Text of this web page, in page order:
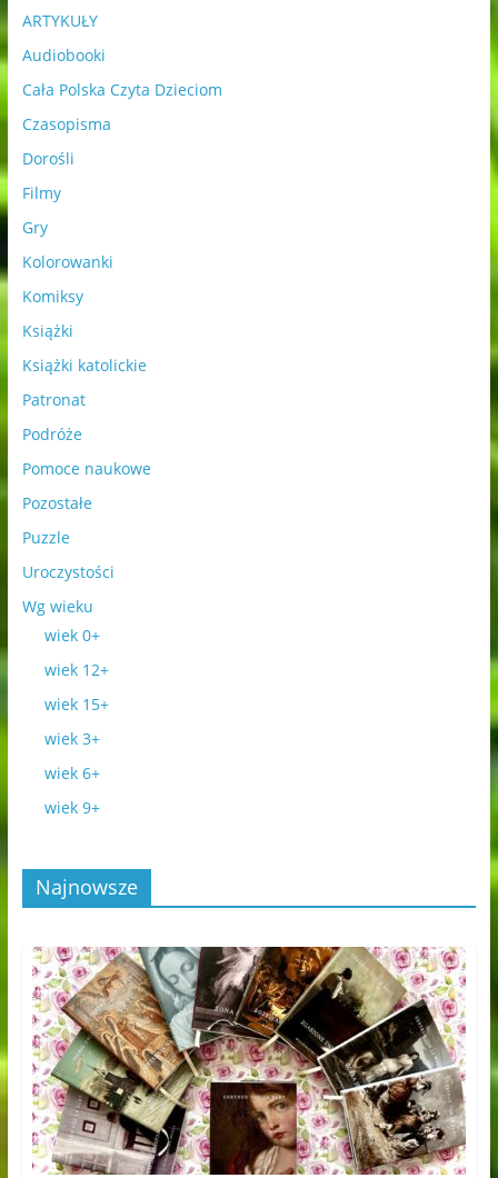
ARTYKUŁY
Audiobooki
Cała Polska Czyta Dzieciom
Czasopisma
Dorośli
Filmy
Gry
Kolorowanki
Komiksy
Książki
Książki katolickie
Patronat
Podróże
Pomoce naukowe
Pozostałe
Puzzle
Uroczystości
Wg wieku
wiek 0+
wiek 12+
wiek 15+
wiek 3+
wiek 6+
wiek 9+
Najnowsze